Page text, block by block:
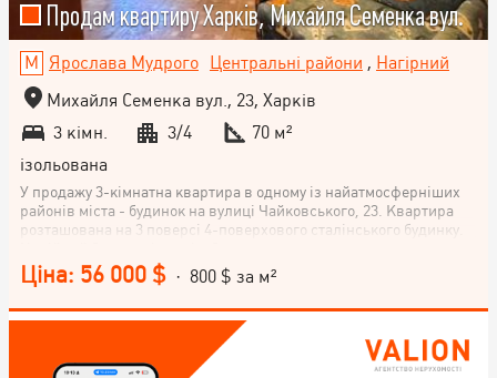
Продам квартиру Харків, Михайля Семенка вул.
Ярослава Мудрого Центральні райони , Нагірний
Михайля Семенка вул., 23, Харків
3 кімн.
3/4
70 м²
ізольована
У продажу 3-кімнатна квартира в одному із найатмосферніших
районів міста - будинок на вулиці Чайковського, 23. Квартира
розташована на 3 поверсі 4-поверхового сталінського будинку.
стелями 3,20 м та одним під'їздом – справжня класика
комфортного міського життя. Загальна площа – 70 м ².
Функціональне планування, світлі кімнати та приємна
атмосфера. Квартира у звичайному житловому стані – можна
заїхати та жити чи реалізувати власний дизайнерський проект.
Переваги: • закритий тихий двір • малоквартирний
Ціна: 56 000 $ · 800 $ за м²